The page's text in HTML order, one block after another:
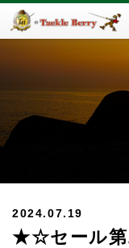
2024.07.19
★☆セール